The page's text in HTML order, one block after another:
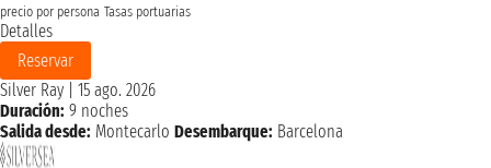
precio por persona Tasas portuarias
Detalles
Reservar
Silver Ray
15 ago. 2026
Duración: 9 noches
Salida desde: Montecarlo Desembarque: Barcelona